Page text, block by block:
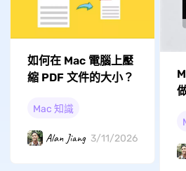
如何在 Mac 電腦上壓
縮 PDF 文件的大小？
Mac 知識
Alan Jiang 3/11/2026